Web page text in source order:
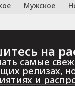
Мужское
на
самые
релизах,
и